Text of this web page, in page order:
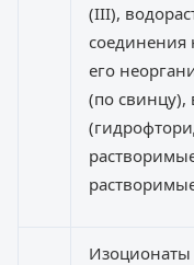
(III),
соединения
его
(по свинцу),
Изоционаты